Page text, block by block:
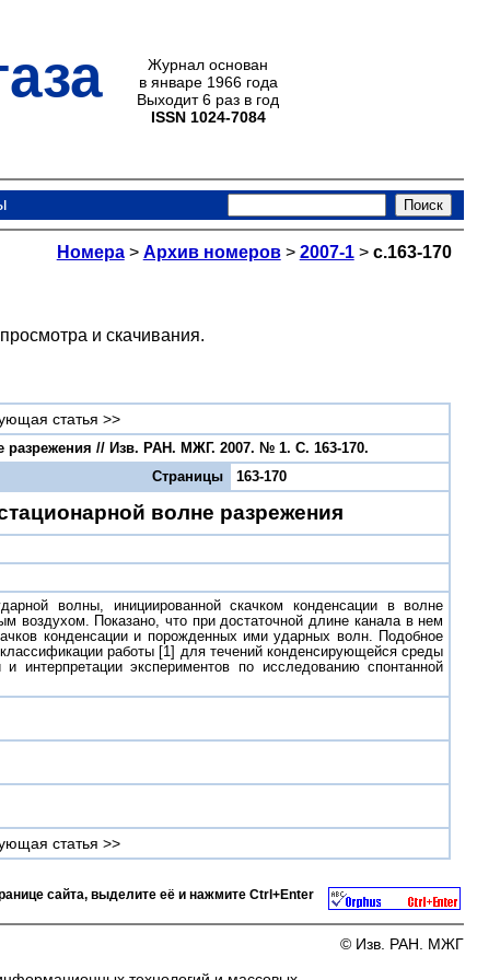
Журнал основан
в январе 1966 года
Выходит 6 раз в год
ISSN 1024-7084
Номера> Архив номеров> 2007-1> с.163-170
и скачивания.
статья >>
разрежения // Изв. РАН. МЖГ. 2007. № 1. С. 163-170.
Страницы
163-170
волне разрежения
волны, инициированной скачком конденсации в волне
воздухом. Показано, что при достаточной длине канала в нем
конденсации и порожденных ими ударных волн. Подобное
работы [1] для течений конденсирующейся среды
экспериментов по исследованию спонтанной
статья >>
сайта, выделите её и нажмите Ctrl+Enter
© Изв. РАН. МЖГ